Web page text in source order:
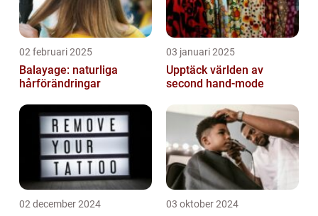
02 februari 2025
Balayage: naturliga
hårförändringar
03 januari 2025
Upptäck världen av
second hand-mode
02 december 2024 03 oktober 2024